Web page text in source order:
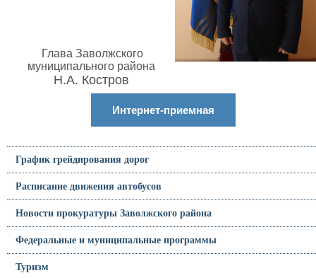
Глава Заволжского
муниципального района
Н.А. Костров
Интернет-приемная
График грейдирования дорог
Расписание движения автобусов
Новости прокуратуры Заволжского района
Федеральные и муниципальные программы
Туризм